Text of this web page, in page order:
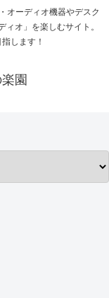
オーディオ機器やデスク
ィオ」を楽しむサイト。
します！
園